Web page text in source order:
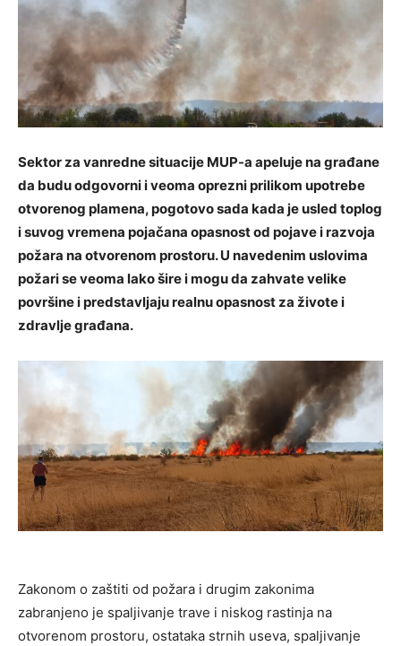
Sektor za vanredne situacije MUP-a apeluje na građane
da budu odgovorni i veoma oprezni prilikom upotrebe
otvorenog plamena, pogotovo sada kada je usled toplog
i suvog vremena pojačana opasnost od pojave i razvoja
požara na otvorenom prostoru. U navedenim uslovima
požari se veoma lako šire i mogu da zahvate velike
površine i predstavljaju realnu opasnost za živote i
zdravlje građana.
Zakonom o zaštiti od požara i drugim zakonima
zabranjeno je spaljivanje trave i niskog rastinja na
otvorenom prostoru, ostataka strnih useva, spaljivanje